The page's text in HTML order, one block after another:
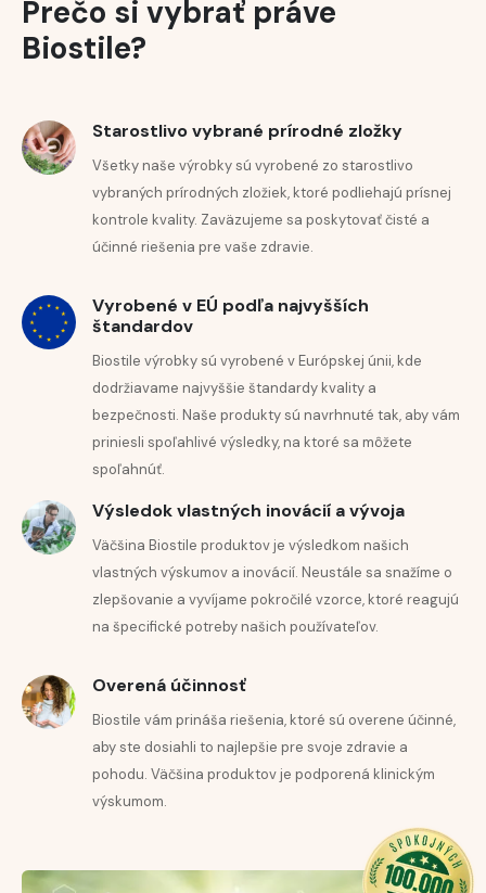
redukciu jemných liniek a vrások. Navyše
ma prekvapilo, aká je moja pokožka
KLINICKY
ÚČINNÁ
STAROSTLIVOSŤ
PRE
REVITALIZÁCIU
PLETI
Prečo si vybrať práve
Biostile?
Starostlivo vybrané prírodné zložky
Všetky naše výrobky sú vyrobené zo starostlivo
vybraných prírodných zložiek, ktoré podliehajú prísnej
kontrole kvality. Zaväzujeme sa poskytovať čisté a
účinné riešenia pre vaše zdravie.
Vyrobené v EÚ podľa najvyšších
štandardov
Biostile výrobky sú vyrobené v Európskej únii, kde
dodržiavame najvyššie štandardy kvality a
bezpečnosti. Naše produkty sú navrhnuté tak, aby vám
priniesli spoľahlivé výsledky, na ktoré sa môžete
spoľahnúť.
Výsledok vlastných inovácií a vývoja
Väčšina Biostile produktov je výsledkom našich
vlastných výskumov a inovácií. Neustále sa snažíme o
zlepšovanie a vyvíjame pokročilé vzorce, ktoré reagujú
na špecifické potreby našich používateľov.
Overená účinnosť
Biostile vám prináša riešenia, ktoré sú overene účinné,
aby ste dosiahli to najlepšie pre svoje zdravie a
pohodu. Väčšina produktov je podporená klinickým
výskumom.